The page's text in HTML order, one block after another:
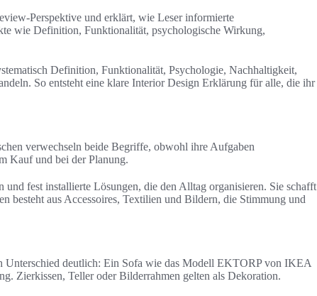
Perspektive und erklärt, wie Leser informierte
wie Definition, Funktionalität, psychologische Wirkung,
Definition, Funktionalität, Psychologie, Nachhaltigkeit,
So entsteht eine klare Interior Design Erklärung für alle, die ihr
verwechseln beide Begriffe, obwohl ihre Aufgaben
Kauf und bei der Planung.
fest installierte Lösungen, die den Alltag organisieren. Sie schafft
besteht aus Accessoires, Textilien und Bildern, die Stimmung und
Unterschied deutlich: Ein Sofa wie das Modell EKTORP von IKEA
Zierkissen, Teller oder Bilderrahmen gelten als Dekoration.